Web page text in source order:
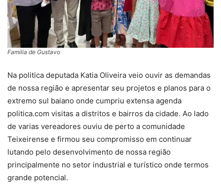
Familia de Gustavo
Na politica deputada Katia Oliveira veio ouvir as demandas
de nossa região e apresentar seu projetos e planos para o
extremo sul baiano onde cumpriu extensa agenda
politica.com visitas a distritos e bairros da cidade. Ao lado
de varias vereadores ouviu de perto a comunidade
Teixeirense e firmou seu compromisso em continuar
lutando pelo desenvolvimento de nossa região
principalmente no setor industrial e turístico onde termos
grande potencial.